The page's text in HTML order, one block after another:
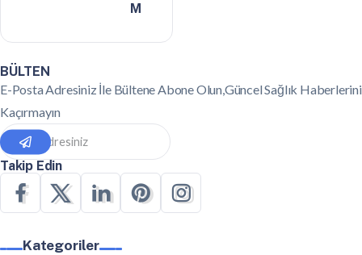
M
BÜLTEN
E-Posta Adresiniz İle Bültene Abone Olun,Güncel Sağlık Haberlerini
Kaçırmayın
Takip Edin
Kategoriler